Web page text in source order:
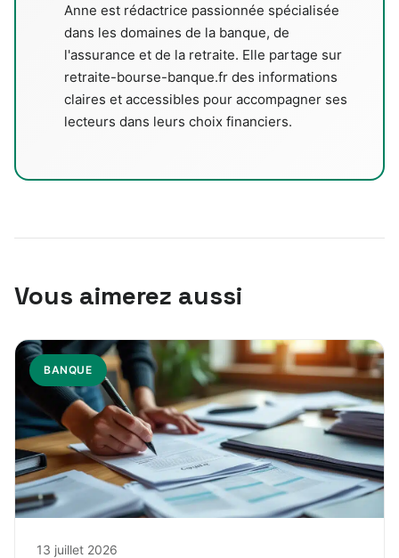
Anne est rédactrice passionnée spécialisée
dans les domaines de la banque, de
l'assurance et de la retraite. Elle partage sur
retraite-bourse-banque.fr des informations
claires et accessibles pour accompagner ses
lecteurs dans leurs choix financiers.
Vous aimerez aussi
BANQUE
13 juillet 2026